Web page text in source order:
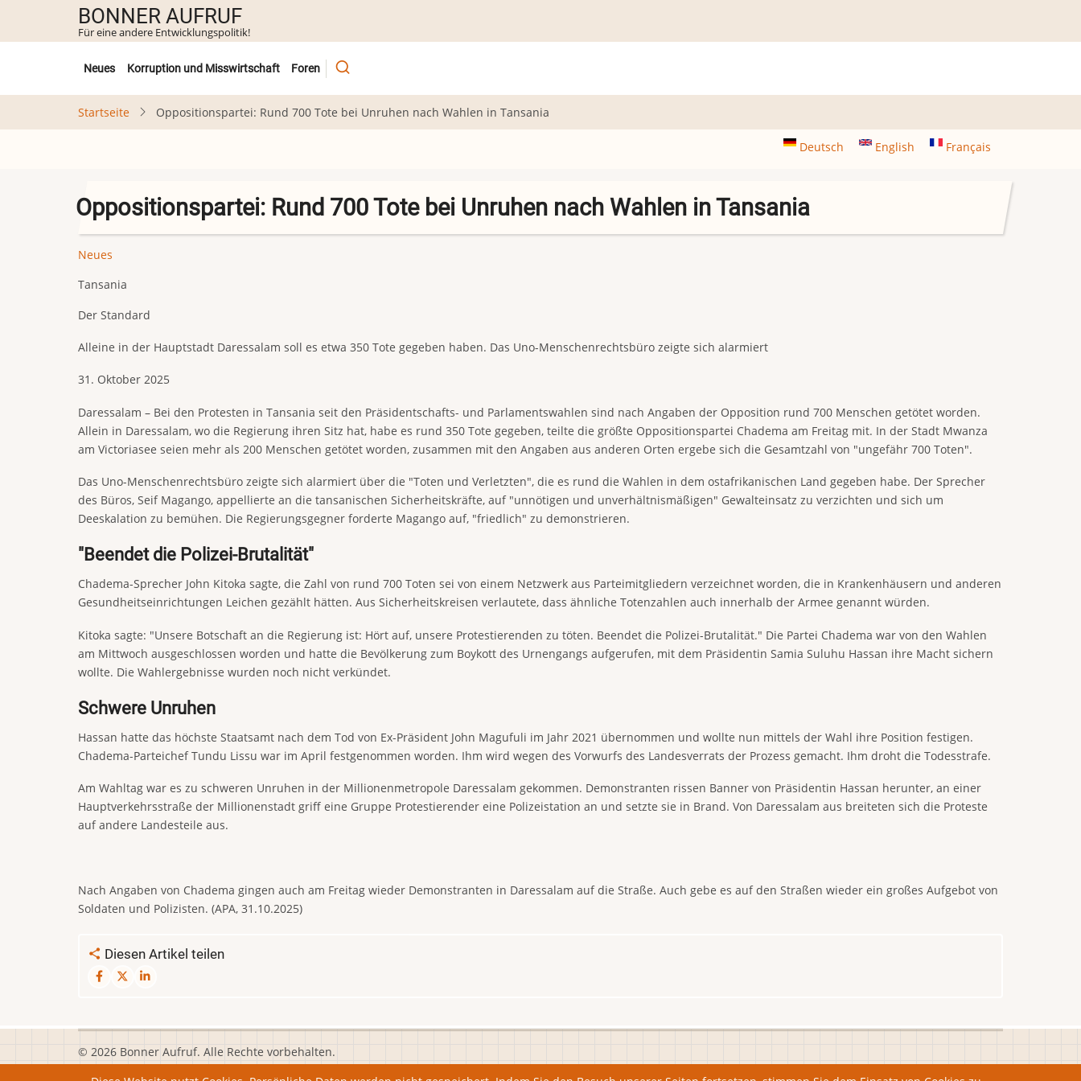
Inhalt
BONNER AUFRUF
Für eine andere Entwicklungspolitik!
Untermenü
Neues Korruption und Misswirtschaft Foren
Startseite Oppositionspartei: Rund 700 Tote bei Unruhen nach Wahlen in Tansania
Deutsch English Français
Oppositionspartei: Rund 700 Tote bei Unruhen nach Wahlen in Tansania
Neues
Tansania
Der Standard
Alleine in der Hauptstadt Daressalam soll es etwa 350 Tote gegeben haben. Das Uno-Menschenrechtsbüro zeigte sich alarmiert
31. Oktober 2025
Daressalam – Bei den Protesten in Tansania seit den Präsidentschafts- und Parlamentswahlen sind nach Angaben der Opposition rund 700 Menschen getötet worden.
Allein in Daressalam, wo die Regierung ihren Sitz hat, habe es rund 350 Tote gegeben, teilte die größte Oppositionspartei Chadema am Freitag mit. In der Stadt Mwanza
am Victoriasee seien mehr als 200 Menschen getötet worden, zusammen mit den Angaben aus anderen Orten ergebe sich die Gesamtzahl von "ungefähr 700 Toten".
Das Uno-Menschenrechtsbüro zeigte sich alarmiert über die "Toten und Verletzten", die es rund die Wahlen in dem ostafrikanischen Land gegeben habe. Der Sprecher
des Büros, Seif Magango, appellierte an die tansanischen Sicherheitskräfte, auf "unnötigen und unverhältnismäßigen" Gewalteinsatz zu verzichten und sich um
Deeskalation zu bemühen. Die Regierungsgegner forderte Magango auf, "friedlich" zu demonstrieren.
"Beendet die Polizei-Brutalität"
Chadema-Sprecher John Kitoka sagte, die Zahl von rund 700 Toten sei von einem Netzwerk aus Parteimitgliedern verzeichnet worden, die in Krankenhäusern und anderen
Gesundheitseinrichtungen Leichen gezählt hätten. Aus Sicherheitskreisen verlautete, dass ähnliche Totenzahlen auch innerhalb der Armee genannt würden.
Kitoka sagte: "Unsere Botschaft an die Regierung ist: Hört auf, unsere Protestierenden zu töten. Beendet die Polizei-Brutalität." Die Partei Chadema war von den Wahlen
am Mittwoch ausgeschlossen worden und hatte die Bevölkerung zum Boykott des Urnengangs aufgerufen, mit dem Präsidentin Samia Suluhu Hassan ihre Macht sichern
wollte. Die Wahlergebnisse wurden noch nicht verkündet.
Schwere Unruhen
Hassan hatte das höchste Staatsamt nach dem Tod von Ex-Präsident John Magufuli im Jahr 2021 übernommen und wollte nun mittels der Wahl ihre Position festigen.
Chadema-Parteichef Tundu Lissu war im April festgenommen worden. Ihm wird wegen des Vorwurfs des Landesverrats der Prozess gemacht. Ihm droht die Todesstrafe.
Am Wahltag war es zu schweren Unruhen in der Millionenmetropole Daressalam gekommen. Demonstranten rissen Banner von Präsidentin Hassan herunter, an einer
Hauptverkehrsstraße der Millionenstadt griff eine Gruppe Protestierender eine Polizeistation an und setzte sie in Brand. Von Daressalam aus breiteten sich die Proteste
auf andere Landesteile aus.
Nach Angaben von Chadema gingen auch am Freitag wieder Demonstranten in Daressalam auf die Straße. Auch gebe es auf den Straßen wieder ein großes Aufgebot von
Soldaten und Polizisten. (APA, 31.10.2025)
Diesen Artikel teilen
© 2026 Bonner Aufruf. Alle Rechte vorbehalten.